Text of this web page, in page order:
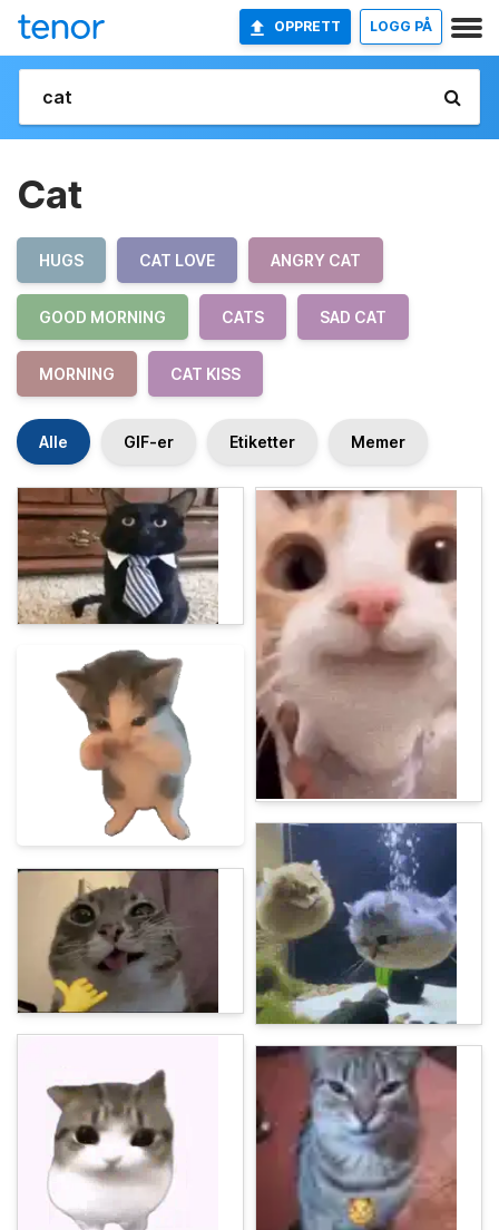
OPPRETT LOGG PÅ
Cat
HUGS CAT LOVE ANGRY CAT
GOOD MORNING CATS SAD CAT
MORNING CAT KISS
Alle GIF-er Etiketter Memer